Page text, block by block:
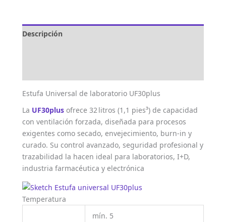
Descripción
Estufa Universal de laboratorio UF30plus
La UF30plus ofrece 32 litros (1,1 pies³) de capacidad
con ventilación forzada, diseñada para procesos
exigentes como secado, envejecimiento, burn-in y
curado. Su control avanzado, seguridad profesional y
trazabilidad la hacen ideal para laboratorios, I+D,
industria farmacéutica y electrónica
Temperatura
mín. 5